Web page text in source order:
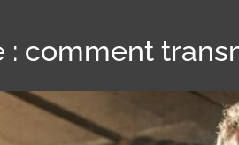
comment